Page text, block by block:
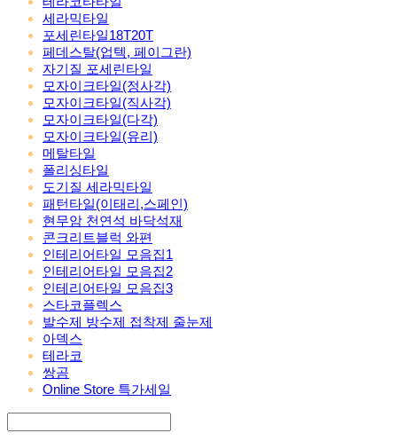
세라믹타일
포세린타일18T20T
페데스탈(업텍, 페이그란)
자기질 포세린타일
모자이크타일(정사각)
모자이크타일(직사각)
모자이크타일(다각)
모자이크타일(유리)
메탈타일
폴리싱타일
도기질 세라믹타일
패턴타일(이태리,스페인)
현무암 천연석 바닥석재
콘크리트블럭 와편
인테리어타일 모음집1
인테리어타일 모음집2
인테리어타일 모음집3
스타코플렉스
발수제 방수제 접착제 줄눈제
아덱스
테라코
쌍곰
Online Store 특가세일